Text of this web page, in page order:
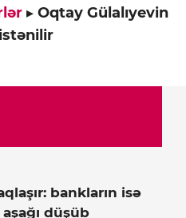
▸ Oqtay Gülalıyevin
bankların isə
düşüb